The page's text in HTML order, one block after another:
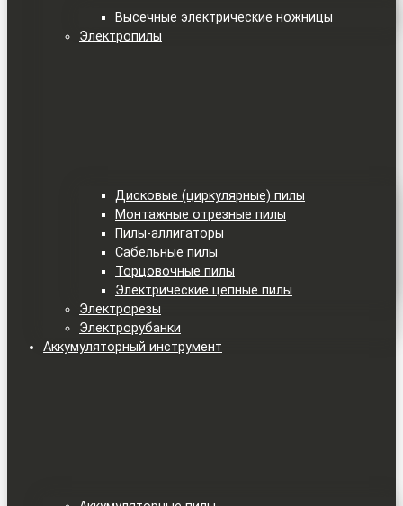
Высечные электрические ножницы
Электропилы
Дисковые (циркулярные) пилы
Монтажные отрезные пилы
Пилы-аллигаторы
Сабельные пилы
Торцовочные пилы
Электрические цепные пилы
Электрорезы
Электрорубанки
Аккумуляторный инструмент